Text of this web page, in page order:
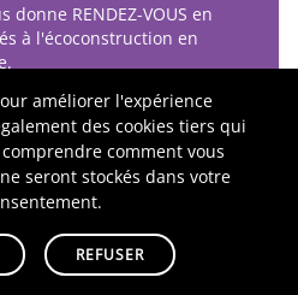
améliorer l'expérience
des cookies tiers qui
comment vous
seront stockés dans votre
REFUSER
donne RENDEZ-VOUS en
à l'écoconstruction en